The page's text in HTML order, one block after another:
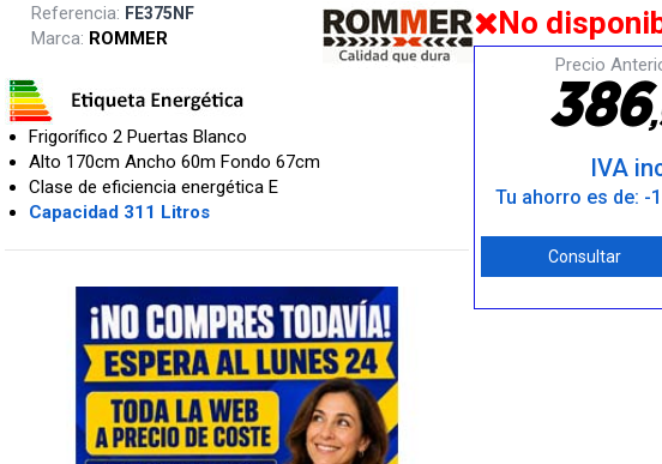
Referencia: FE375NF
Marca: ROMMER
Frigorífico 2 Puertas Blanco
Alto 170cm Ancho 60m Fondo 67cm
Clase de eficiencia energética E
Capacidad 311 Litros
No
Precio
386,
IVA
Tu ahorro es de: -
Consultar